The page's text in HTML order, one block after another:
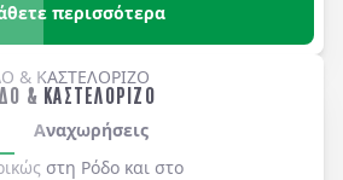
περισσότερα
& ΚΑΣΤΕΛΟΡΙΖΟ
Αναχωρήσεις
στη Ρόδο και στο